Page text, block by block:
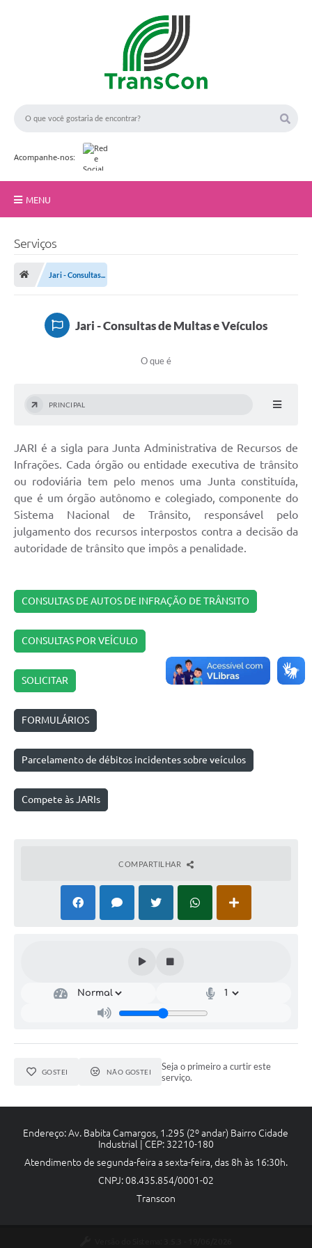
Acompanhe-nos:
MENU
Serviços
Rotativo
Transparência
Serviços
Jari - Consultas...
Jari - Consultas de Multas e Veículos
O que é
PRINCIPAL
JARI é a sigla para Junta Administrativa de Recursos de
Infrações. Cada órgão ou entidade executiva de trânsito
ou rodoviária tem pelo menos uma Junta constituída,
que é um órgão autônomo e colegiado, componente do
Sistema Nacional de Trânsito, responsável pelo
julgamento dos recursos interpostos contra a decisão da
autoridade de trânsito que impôs a penalidade.
CONSULTAS DE AUTOS DE INFRAÇÃO DE TRÂNSITO
CONSULTAS POR VEÍCULO
SOLICITAR
FORMULÁRIOS
Parcelamento de débitos incidentes sobre veículos
Compete às JARIs
COMPARTILHAR
GOSTEI NÃO GOSTEI
Seja o primeiro a curtir este
serviço.
Endereço: Av. Babita Camargos, 1.295 (2º andar) Bairro Cidade
Industrial | CEP: 32210-180
Atendimento de segunda-feira a sexta-feira, das 8h às 16:30h.
CNPJ: 08.435.854/0001-02
Transcon